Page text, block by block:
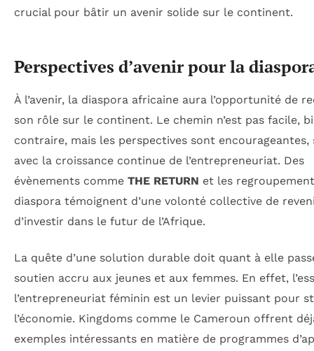
crucial pour bâtir un avenir solide sur le continent.
Perspectives d’avenir pour la
À l’avenir, la diaspora africaine aura l’opportunité de
son rôle sur le continent. Le chemin n’est pas facile,
contraire, mais les perspectives sont
avec la croissance continue de l’entrepreneuriat. Des
évènements comme THE RETURN et les
diaspora témoignent d’une volonté collective de
d’investir dans le futur de l’Afrique.
La quête d’une solution durable doit quant à elle
soutien accru aux jeunes et aux femmes. En effet,
l’entrepreneuriat féminin est un levier puissant pour
l’économie. Kingdoms comme le Cameroun offrent
exemples intéressants en matière de programmes